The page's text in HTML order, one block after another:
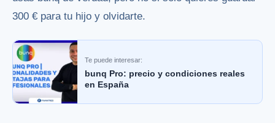
300 € para tu hijo y olvidarte.
Te puede interesar:
bunq Pro: precio y condiciones reales
en España